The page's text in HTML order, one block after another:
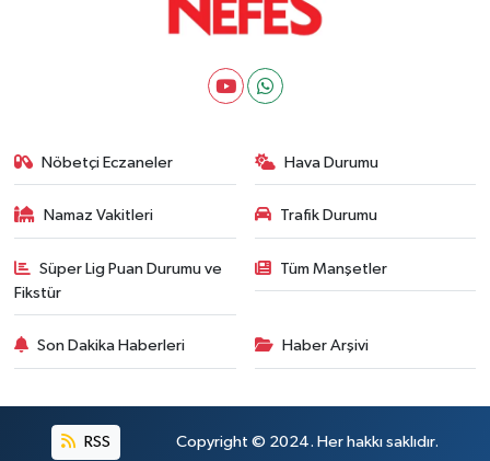
Nöbetçi Eczaneler Hava Durumu
Namaz Vakitleri Trafik Durumu
Süper Lig Puan Durumu ve
Fikstür
Tüm Manşetler
Son Dakika Haberleri Haber Arşivi
RSS Copyright © 2024. Her hakkı saklıdır.